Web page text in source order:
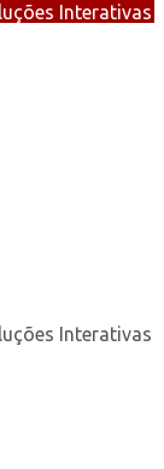
Interativas
Interativas